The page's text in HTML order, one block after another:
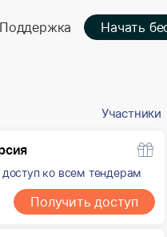
Поддержка Начать
Участники
ко всем тендерам
Получить доступ